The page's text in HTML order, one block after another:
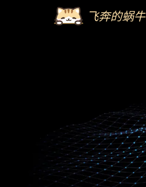
飞奔的蜗牛